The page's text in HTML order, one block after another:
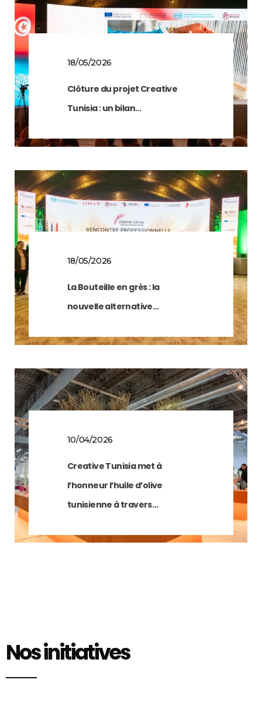
18/05/2026
Clôture du projet Creative
Tunisia : un bilan…
18/05/2026
La Bouteille en grès : la
nouvelle alternative…
10/04/2026
Creative Tunisia met à
l’honneur l’huile d’olive
tunisienne à travers…
Nos initiatives